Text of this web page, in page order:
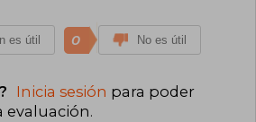
es útil 0 No es útil
Inicia sesión para poder
evaluación.